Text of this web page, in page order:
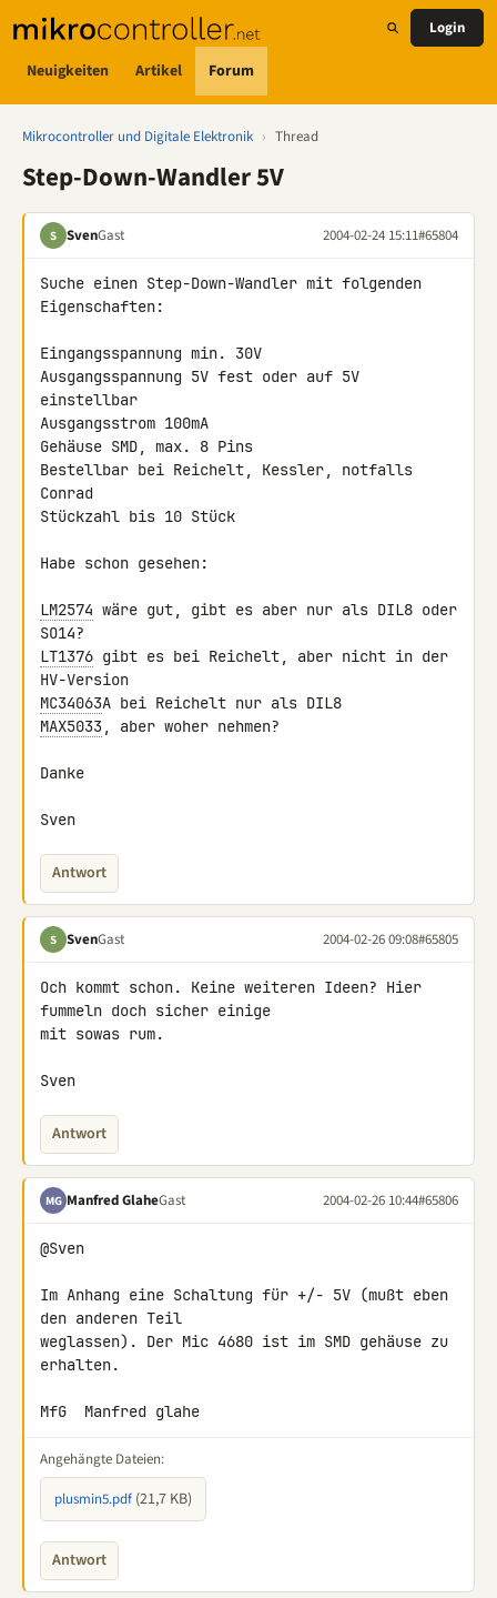
Neuigkeiten Artikel Forum
Login
Mikrocontroller und Digitale Elektronik › Thread
Step-Down-Wandler 5V
S SvenGast 2004-02-24 15:11#65804
Suche einen Step-Down-Wandler mit folgenden
Eigenschaften:
Eingangsspannung min. 30V
Ausgangsspannung 5V fest oder auf 5V
einstellbar
Ausgangsstrom 100mA
Gehäuse SMD, max. 8 Pins
Bestellbar bei Reichelt, Kessler, notfalls
Conrad
Stückzahl bis 10 Stück
Habe schon gesehen:
LM2574 wäre gut, gibt es aber nur als DIL8 oder
LT1376 gibt es bei Reichelt, aber nicht in der
MC34063
MAX5033, aber woher nehmen?
Danke
Sven
Antwort
S SvenGast 2004-02-26 09:08#65805
Och kommt schon. Keine weiteren Ideen? Hier
fummeln doch sicher einige
mit sowas rum.
Sven
Antwort
MG Manfred GlaheGast 2004-02-26 10:44#65806
@Sven
Im Anhang eine Schaltung für +/- 5V (mußt eben
den anderen Teil
weglassen). Der Mic 4680 ist im SMD gehäuse zu
erhalten.
MfG  Manfred glahe
Angehängte Dateien:
plusmin5.pdf (21,7 KB)
Antwort